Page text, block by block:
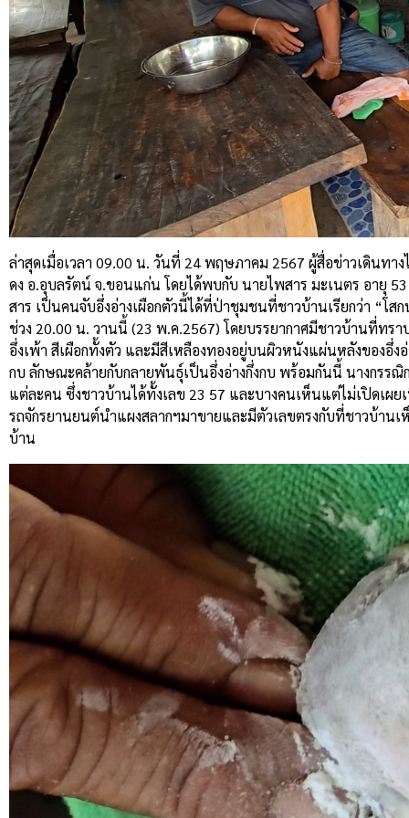
ล่าสุดเมื่อเวลา 09.00 น. วันที่ 24 พฤษภาคม 2567 ผู้สื่อข่าวเดินท
ดง อ.อุบลรัตน์ จ.ขอนแก่น โดยได้พบกับ นายไพสาร มะเนตร อายุ
สาร เป็นคนจับอึ่งอ่างเผือกตัวนี้ได้ที่ป่าชุมชนที่ชาวบ้านเรียกว่า “
ช่วง 20.00 น. วานนี้ (23 พ.ค.2567) โดยบรรยากาศมีชาวบ้านที่ทรา
อึ่งเพ้า สีเผือกทั้งตัว และมีสีเหลืองทองอยู่บนผิวหนังแผ่นหลังของอึ่
กบ ลักษณะคล้ายกับกลายพันธุ์เป็นอึ่งอ่างกึ่งกบ พร้อมกันนี้ นางกรร
แต่ละคน ซึ่งชาวบ้านได้ทั้งเลข 23 57 และบางคนเห็นแต่ไม่เปิดเผ
รถจักรยานยนต์นำแผงสลากฯมาขายและมีตัวเลขตรงกับที่ชาวบ้าน
บ้าน